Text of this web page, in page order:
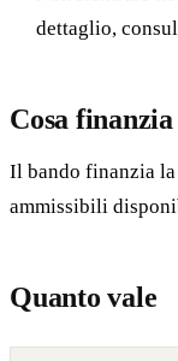
dettaglio,
Cosa finanzia
Il bando finanzia
ammissibili
Quanto vale